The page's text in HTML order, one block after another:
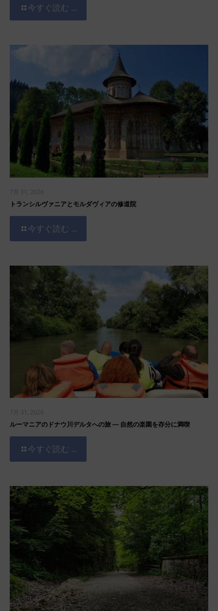
今すぐ読む ...
7月 31, 2026
トランシルヴァニアとモルダヴィアの修道院
今すぐ読む ...
7月 31, 2026
ルーマニアのドナウ川デルタへの旅 ― 自然の楽園を存分に満喫
今すぐ読む ...